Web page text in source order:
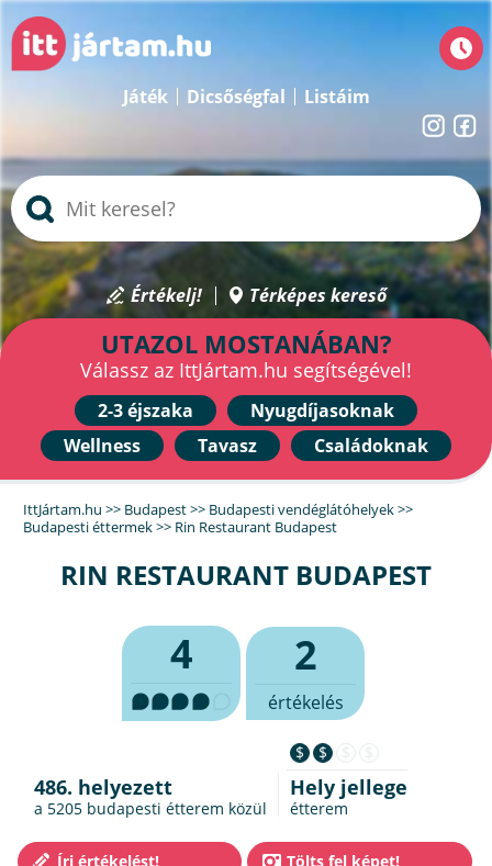
Játék Dicsőségfal Listáim
Értékelj! Térképes kereső
UTAZOL MOSTANÁBAN?
Válassz az IttJártam.hu segítségével!
2-3 éjszaka
Nyugdíjasoknak
Wellness
Tavasz Családoknak
IttJártam.hu >> Budapest>> Budapesti vendéglátóhelyek>>
Budapesti éttermek>> Rin Restaurant Budapest
RIN RESTAURANT BUDAPEST
4 2
értékelés
486. helyezett
a 5205 budapesti étterem közül
$ $
Hely jellege
étterem